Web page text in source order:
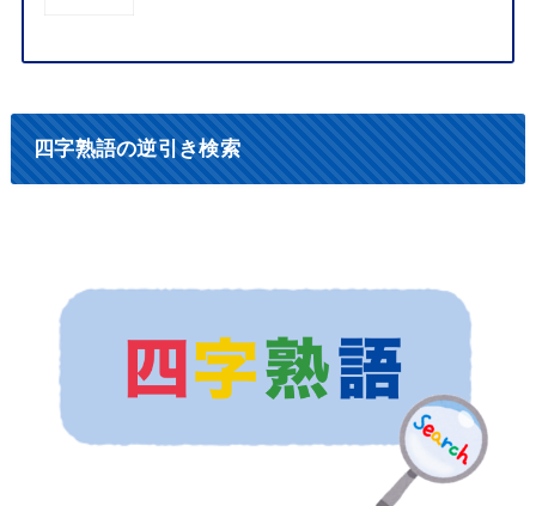
四字熟語の逆引き検索